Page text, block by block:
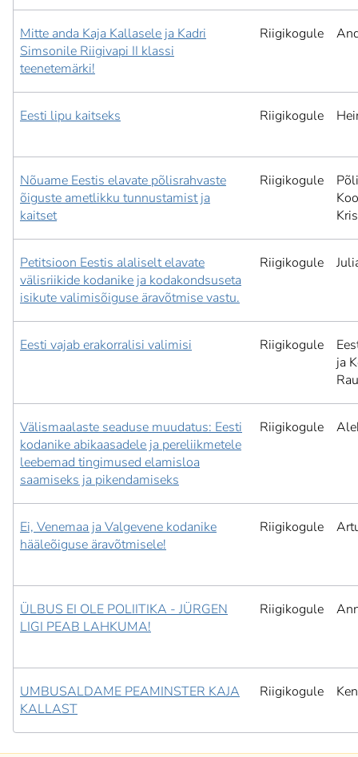
Mitte anda Kaja Kallasele ja Kadri
Simsonile Riigivapi II klassi
teenetemärki!
Riigikogule
Eesti lipu kaitseks Riigikogule
Nõuame Eestis elavate põlisrahvaste
õiguste ametlikku tunnustamist ja
kaitset
Riigikogule
Petitsioon Eestis alaliselt elavate
välisriikide kodanike ja kodakondsuseta
isikute valimisõiguse äravõtmise vastu.
Riigikogule
Eesti vajab erakorralisi valimisi Riigikogule
ja
Välismaalaste seaduse muudatus: Eesti
kodanike abikaasadele ja pereliikmetele
leebemad tingimused elamisloa
saamiseks ja pikendamiseks
Riigikogule
Ei, Venemaa ja Valgevene kodanike
hääleõiguse äravõtmisele!
Riigikogule
ÜLBUS EI OLE POLIITIKA - JÜRGEN
LIGI PEAB LAHKUMA!
Riigikogule
UMBUSALDAME PEAMINSTER KAJA
KALLAST
Riigikogule